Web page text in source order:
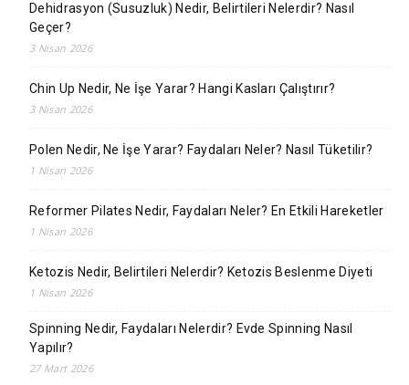
Dehidrasyon (Susuzluk) Nedir, Belirtileri Nelerdir? Nasıl
Geçer?
3 Nisan 2026
Chin Up Nedir, Ne İşe Yarar? Hangi Kasları Çalıştırır?
3 Nisan 2026
Polen Nedir, Ne İşe Yarar? Faydaları Neler? Nasıl Tüketilir?
1 Nisan 2026
Reformer Pilates Nedir, Faydaları Neler? En Etkili Hareketler
1 Nisan 2026
Ketozis Nedir, Belirtileri Nelerdir? Ketozis Beslenme Diyeti
1 Nisan 2026
Spinning Nedir, Faydaları Nelerdir? Evde Spinning Nasıl
Yapılır?
27 Mart 2026